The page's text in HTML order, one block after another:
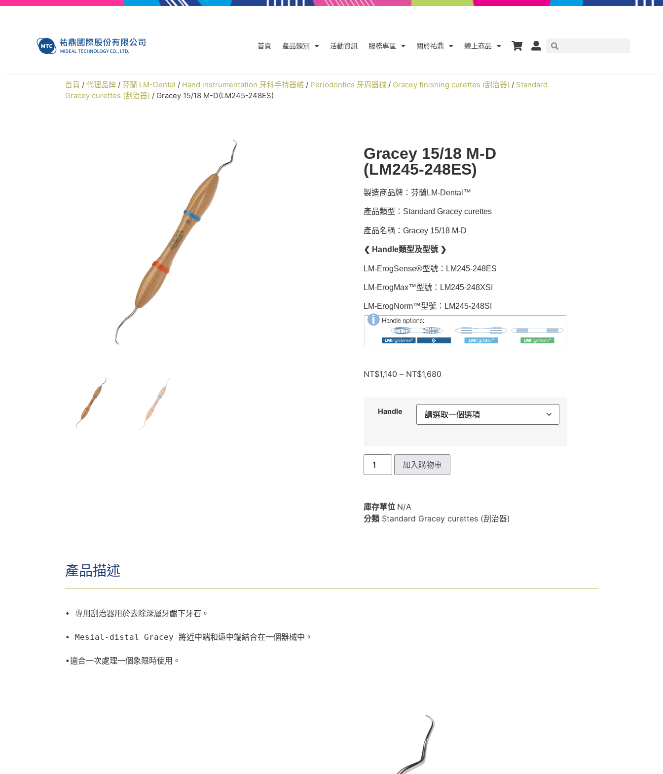
首頁 產品類別 活動資訊 服務專區 關於祐鼎 線上商品
首頁 / 代理品牌 / 芬蘭 LM-Dental / Hand instrumentation 牙科手持器械 / Periodontics 牙周器械 / Gracey finishing curettes (刮治器) / Standard
Gracey curettes (刮治器) / Gracey 15/18 M-D(LM245-248ES)
Gracey 15/18 M-D
(LM245-248ES)
製造商品牌：芬蘭LM-Dental™
產品類型：Standard Gracey curettes
產品名稱：Gracey 15/18 M-D
❮ Handle類型及型號 ❯
LM-ErogSense®型號：LM245-248ES
LM-ErogMax™型號：LM245-248XSI
LM-ErogNorm™型號：LM245-248SI
NT$1,140 – NT$1,680
Handle
加入購物車
庫存單位 N/A
分類 Standard Gracey curettes (刮治器)
產品描述
• 專用刮治器用於去除深層牙齦下牙石。
• Mesial-distal Gracey 將近中端和遠中端結合在一個器械中。
•適合一次處理一個象限時使用。